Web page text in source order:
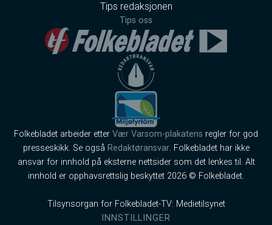
Tips redaksjonen
Tips oss
Folkebladet arbeider etter Vær Varsom-plakatens regler for god
presseskikk. Se også Redaktøransvar. Folkebladet har ikke
ansvar for innhold på eksterne nettsider som det lenkes til. Alt
innhold er opphavsrettslig beskyttet 2026 © Folkebladet.
Tilsynsorgan for Folkebladet-TV: Medietilsynet
INNSTILLINGER